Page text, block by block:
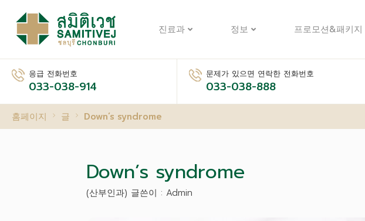
진료과 정보 프로모션&패키지
응급 전화번호
033-038-914
문제가 있으면 연락한 전화번호
033-038-888
홈페이지 글 Down’s syndrome
Down’s syndrome
(산부인과) 글쓴이 : Admin